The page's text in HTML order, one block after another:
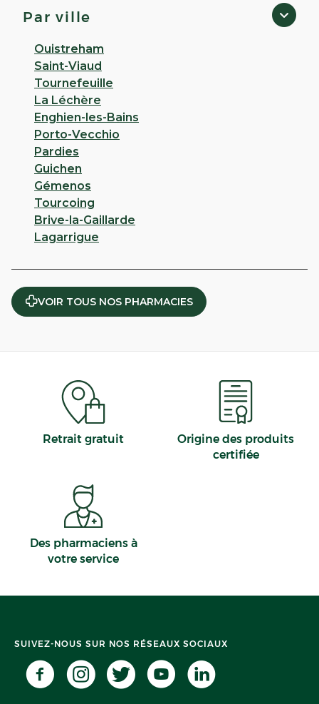
Par ville
Ouistreham
Saint-Viaud
Tournefeuille
La Léchère
Enghien-les-Bains
Porto-Vecchio
Pardies
Guichen
Gémenos
Tourcoing
Brive-la-Gaillarde
Lagarrigue
VOIR TOUS NOS PHARMACIES
Retrait gratuit
Origine des produits
certifiée
Des pharmaciens à
votre service
SUIVEZ-NOUS SUR NOS RÉSEAUX SOCIAUX